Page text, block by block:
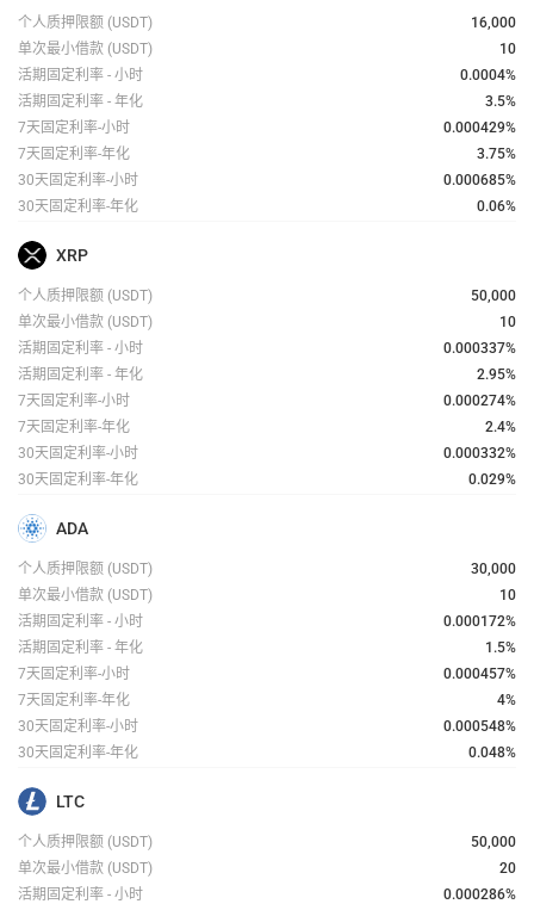
个人质押限额 (USDT)
16,000
单次最小借款 (USDT)
10
活期固定利率 - 小时
0.0004%
活期固定利率 - 年化
3.5%
7天固定利率-小时
0.000429%
7天固定利率-年化
3.75%
30天固定利率-小时
0.000685%
30天固定利率-年化
0.06%
XRP
个人质押限额 (USDT)
50,000
单次最小借款 (USDT)
10
活期固定利率 - 小时
0.000337%
活期固定利率 - 年化
2.95%
7天固定利率-小时
0.000274%
7天固定利率-年化
2.4%
30天固定利率-小时
0.000332%
30天固定利率-年化
0.029%
ADA
个人质押限额 (USDT)
30,000
单次最小借款 (USDT)
10
活期固定利率 - 小时
0.000172%
活期固定利率 - 年化
1.5%
7天固定利率-小时
0.000457%
7天固定利率-年化
4%
30天固定利率-小时
0.000548%
30天固定利率-年化
0.048%
LTC
个人质押限额 (USDT)
50,000
单次最小借款 (USDT)
20
活期固定利率 - 小时
0.000286%